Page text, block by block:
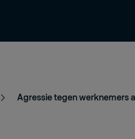
Agressie tegen werknemers